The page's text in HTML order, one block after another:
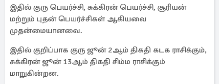
இதில் குரு பெயர்ச்சி, சுக்கிரன் பெயர்ச்சி, சூரியன்
மற்றும் புதன் பெயர்ச்சிகள் ஆகியவை
முதன்மையானவை.
இதில் குறிப்பாக குரு ஜூன் 2ஆம் திகதி கடக ராசிக்கும்,
சுக்கிரன் ஜூன் 13ஆம் திகதி சிம்ம ராசிக்கும்
மாறுகின்றன.